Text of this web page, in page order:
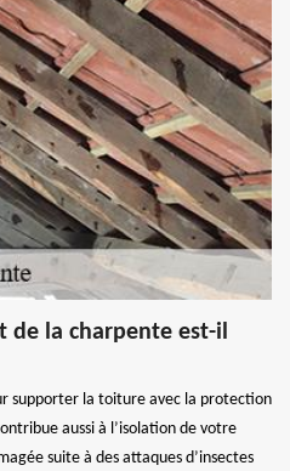
la charpente est-il
supporter la toiture avec la protection
aussi à l’isolation de votre
suite à des attaques d’insectes